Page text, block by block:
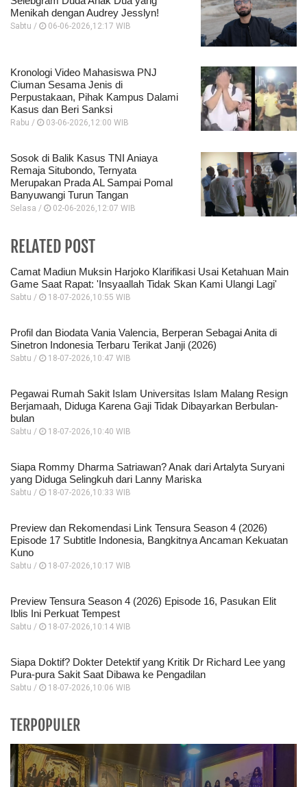
Menikah dengan Audrey Jesslyn!
Sabtu / 06-06-2026,12:17 WIB
Kronologi Video Mahasiswa PNJ
Ciuman Sesama Jenis di
Perpustakaan, Pihak Kampus Dalami
Kasus dan Beri Sanksi
Rabu / 03-06-2026,12:00 WIB
Sosok di Balik Kasus TNI Aniaya
Remaja Situbondo, Ternyata
Merupakan Prada AL Sampai Pomal
Banyuwangi Turun Tangan
Selasa / 02-06-2026,12:07 WIB
RELATED POST
Camat Madiun Muksin Harjoko Klarifikasi Usai Ketahuan Main
Game Saat Rapat: 'Insyaallah Tidak Skan Kami Ulangi Lagi'
Sabtu / 18-07-2026,10:55 WIB
Profil dan Biodata Vania Valencia, Berperan Sebagai Anita di
Sinetron Indonesia Terbaru Terikat Janji (2026)
Sabtu / 18-07-2026,10:47 WIB
Pegawai Rumah Sakit Islam Universitas Islam Malang Resign
Berjamaah, Diduga Karena Gaji Tidak Dibayarkan Berbulan-
bulan
Sabtu / 18-07-2026,10:40 WIB
Siapa Rommy Dharma Satriawan? Anak dari Artalyta Suryani
yang Diduga Selingkuh dari Lanny Mariska
Sabtu / 18-07-2026,10:33 WIB
Preview dan Rekomendasi Link Tensura Season 4 (2026)
Episode 17 Subtitle Indonesia, Bangkitnya Ancaman Kekuatan
Kuno
Sabtu / 18-07-2026,10:17 WIB
Preview Tensura Season 4 (2026) Episode 16, Pasukan Elit
Iblis Ini Perkuat Tempest
Sabtu / 18-07-2026,10:14 WIB
Siapa Doktif? Dokter Detektif yang Kritik Dr Richard Lee yang
Pura-pura Sakit Saat Dibawa ke Pengadilan
Sabtu / 18-07-2026,10:06 WIB
TERPOPULER